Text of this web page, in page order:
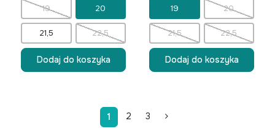
19 20
21,5 22,5
Dodaj do koszyka
19 20
21,5 22,5
Dodaj do koszyka
1 2 3